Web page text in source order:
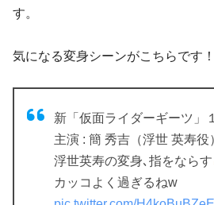
す。
気になる変身シーンがこちらです！
新「仮面ライダーギーツ」
主演 : 簡 秀吉（浮世 英寿役
浮世英寿の変身､指をならす
カッコよく過ぎるねw